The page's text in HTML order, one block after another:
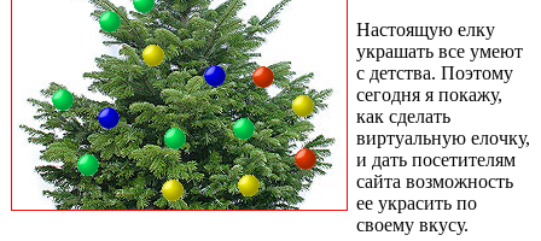
Настоящую елку
украшать все умеют
с детства. Поэтому
сегодня я покажу,
как сделать
виртуальную елочку,
и дать посетителям
сайта возможность
ее украсить по
своему вкусу.